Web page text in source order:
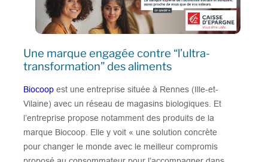
Une marque engagée contre “l’ultra-
transformation” des aliments
Biocoop est une entreprise située à Rennes (Ille-et-
Vilaine) avec un réseau de magasins biologiques. Et
l’entreprise propose notamment des produits de la
marque Biocoop. Elle y voit « une solution concrète
pour changer le monde avec le meilleur compromis